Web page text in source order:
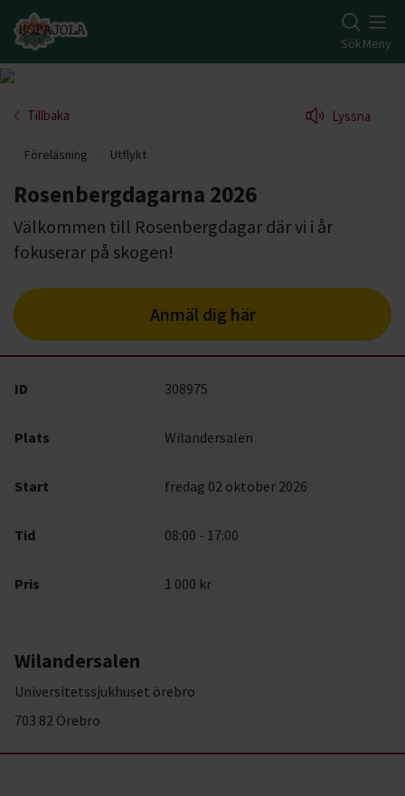
Gå till studiefrämjandets startsida SökMeny
Tillbaka Lyssna
Föreläsning Utflykt
Rosenbergdagarna 2026
Välkommen till Rosenbergdagar där vi i år
fokuserar på skogen!
Anmäl dig här
ID 308975
Plats Wilandersalen
Start fredag 02 oktober 2026
Tid 08:00 - 17:00
Pris 1 000 kr
Wilandersalen
Universitetssjukhuset örebro
703 82 Örebro